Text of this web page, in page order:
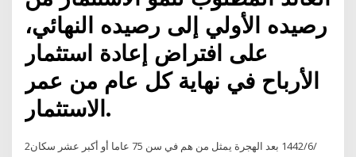
رصيده الأولي إلى رصيده النهائي،
على افتراض إعادة استثمار
الأرباح في نهاية كل عام من عمر
الاستثمار.
2‏‏/6‏‏/1442 بعد الهجرة يمثل من هم في سن 75 عاما أو أكبر عشر سكان